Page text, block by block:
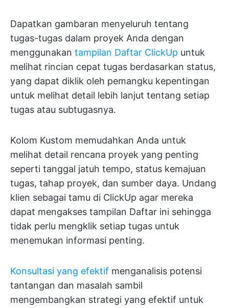
Dapatkan gambaran menyeluruh tentang
tugas-tugas dalam proyek Anda dengan
menggunakan tampilan Daftar ClickUp untuk
melihat rincian cepat tugas berdasarkan status,
yang dapat diklik oleh pemangku kepentingan
untuk melihat detail lebih lanjut tentang setiap
tugas atau subtugasnya.
Kolom Kustom memudahkan Anda untuk
melihat detail rencana proyek yang penting
seperti tanggal jatuh tempo, status kemajuan
tugas, tahap proyek, dan sumber daya. Undang
klien sebagai tamu di ClickUp agar mereka
dapat mengakses tampilan Daftar ini sehingga
tidak perlu mengklik setiap tugas untuk
menemukan informasi penting.
Konsultasi yang efektif menganalisis potensi
tantangan dan masalah sambil
mengembangkan strategi yang efektif untuk